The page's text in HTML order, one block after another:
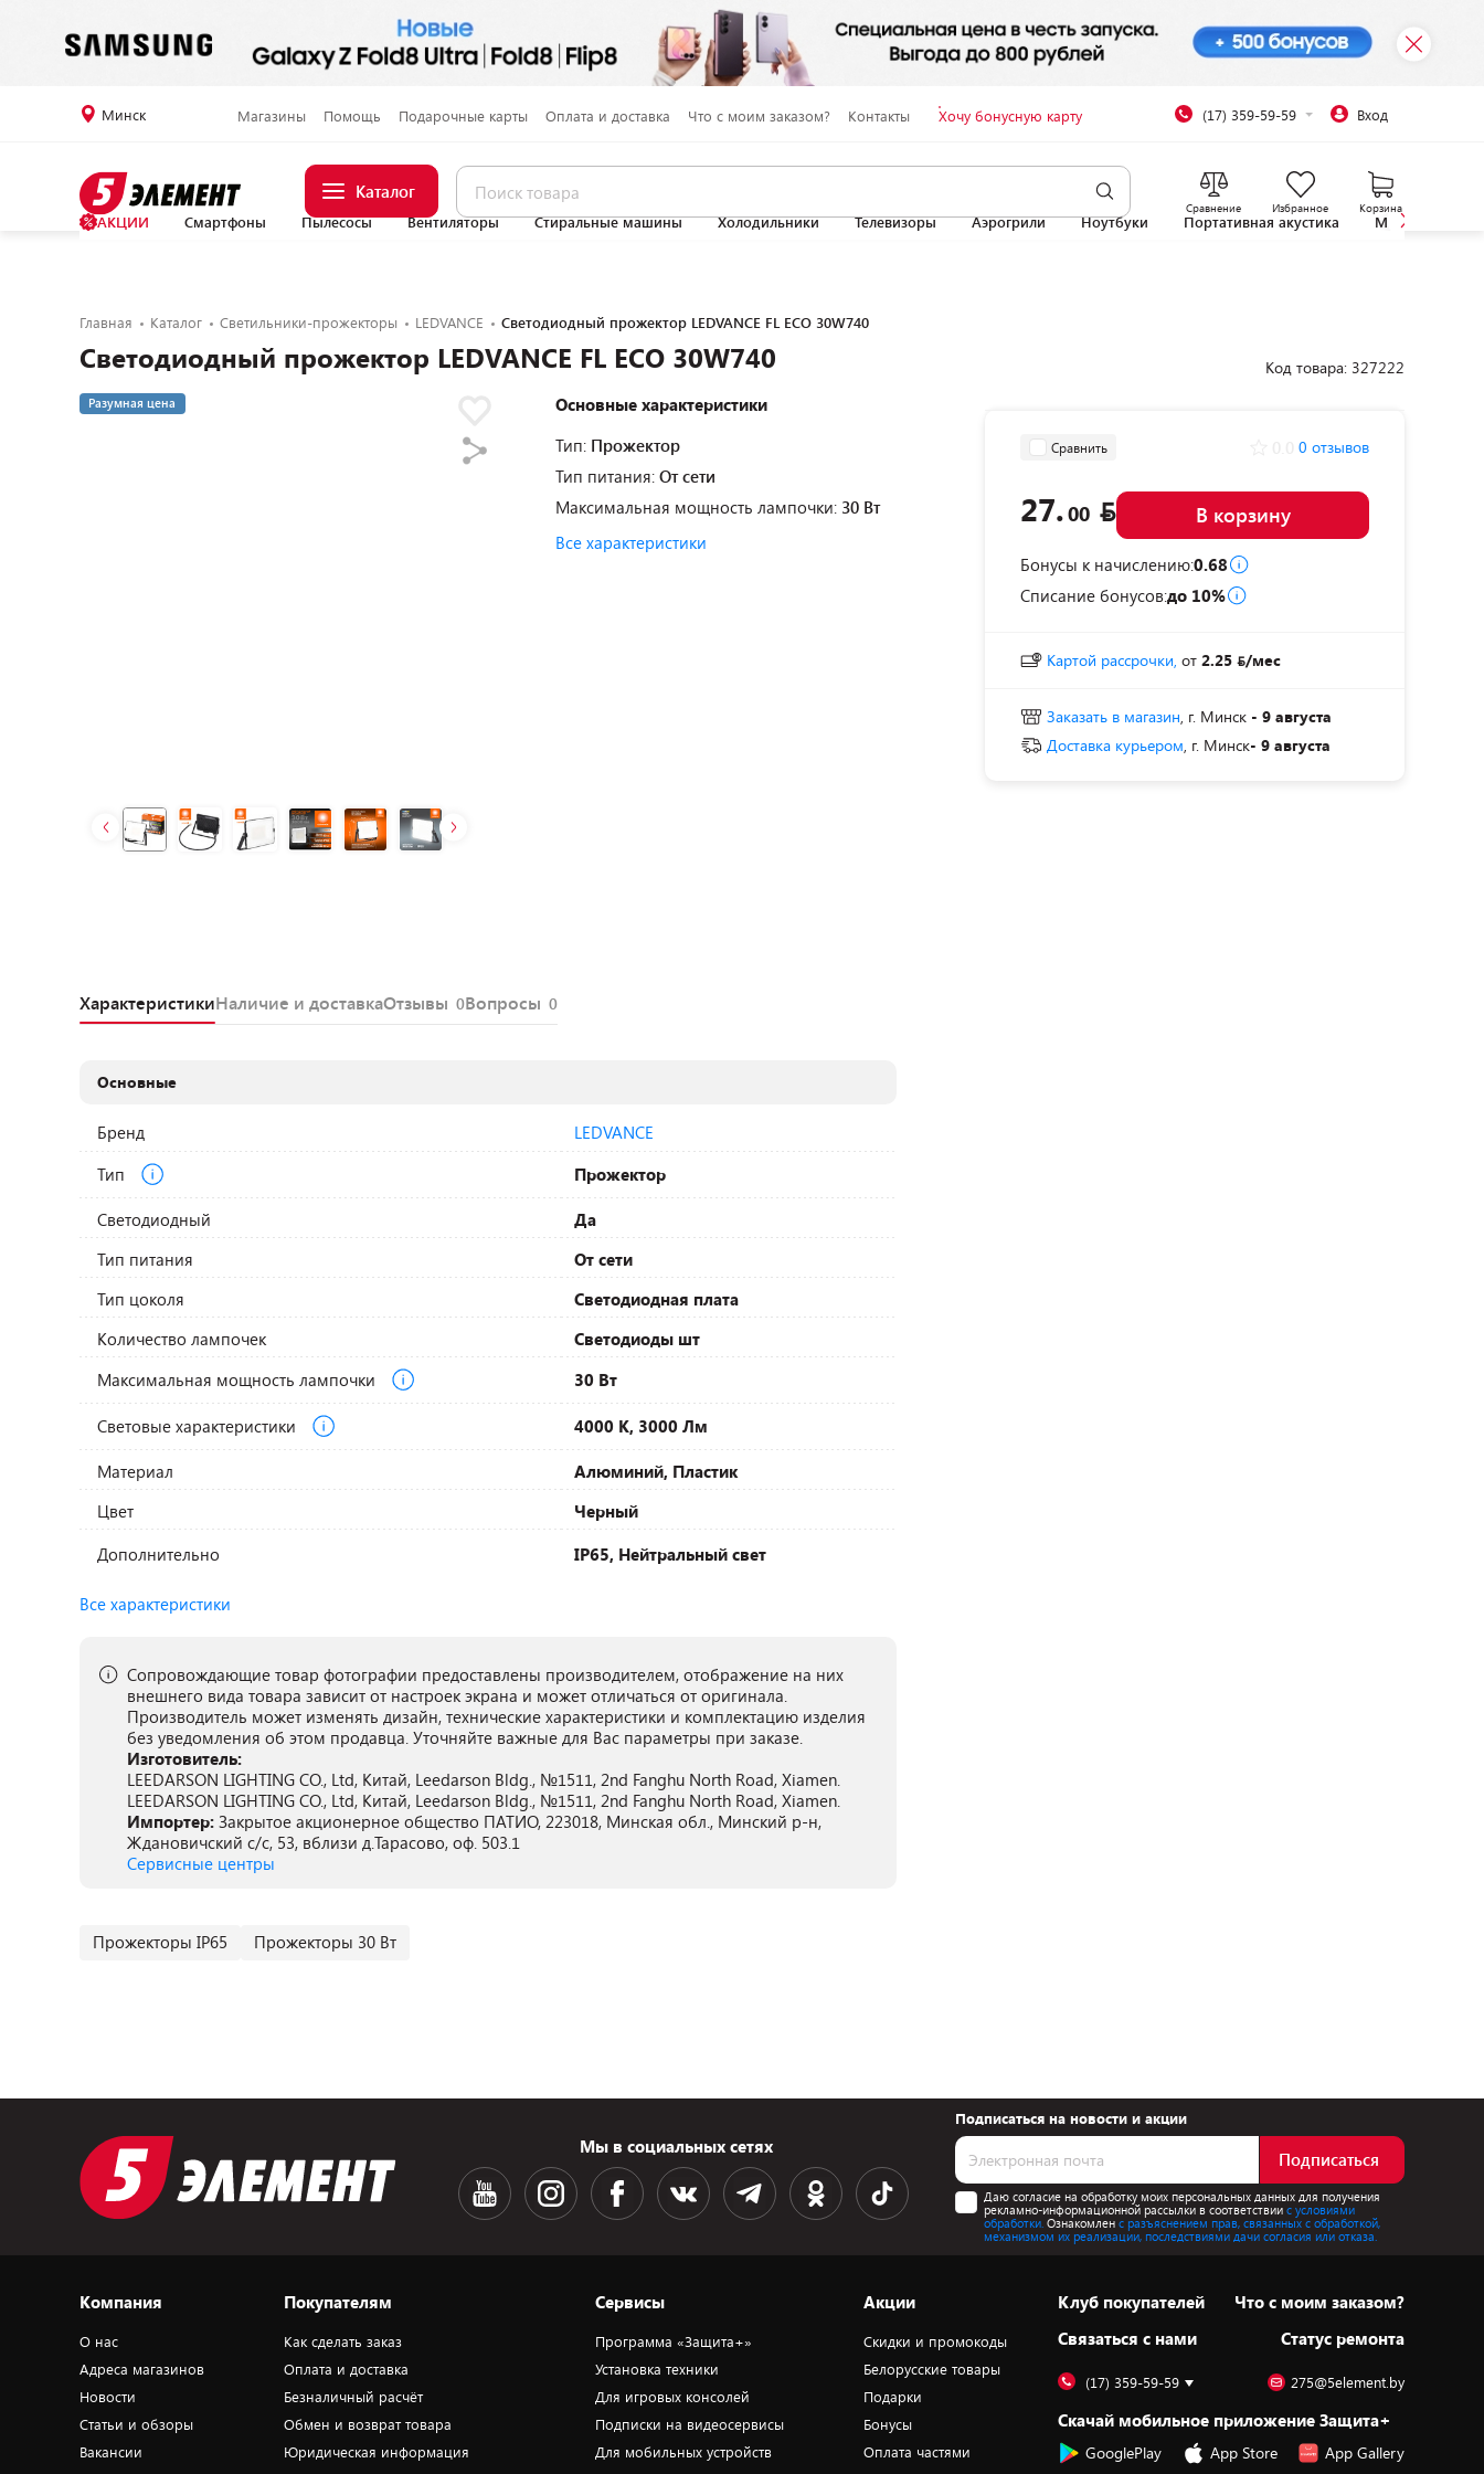
Минск Магазины Помощь Подарочные карты Оплата и доставка Что с моим заказом? Контакты Хочу бонусную карту (17) 359-59-59 Вход
Каталог
Сравнение Избранное Корзина
АКЦИИ Смартфоны Пылесосы Вентиляторы Стиральные машины Холодильники Телевизоры Аэрогрили Ноутбуки Портативная акустика
Главная Каталог Светильники-прожекторы LEDVANCE Светодиодный прожектор LEDVANCE FL ECO 30W740
Светодиодный прожектор LEDVANCE FL ECO 30W740
Разумная цена
Основные характеристики
Тип: Прожектор
Тип питания: От сети
Максимальная мощность лампочки: 30 Вт
Все характеристики
Код товара: 327222
Сравнить 0 отзывов
27.00 В корзину
Бонусы к начислению:0.68
Списание бонусов:до 10%
Картой рассрочки, от 2.25 /мес
Заказать в магазин, г. Минск - 9 августа
Доставка курьером, г. Минск- 9 августа
ХарактеристикиНаличие и доставкаОтзывы 0Вопросы 0
Основные
Бренд
LEDVANCE
Тип
Прожектор
Светодиодный
Да
Тип питания
От сети
Тип цоколя
Светодиодная плата
Количество лампочек
Светодиоды шт
Максимальная мощность лампочки
30 Вт
Световые характеристики 4000 К, 3000 Лм
Материал
Алюминий, Пластик
Цвет
Черный
Дополнительно
IP65, Нейтральный свет
Все характеристики
Сопровождающие товар фотографии предоставлены производителем, отображение на них
внешнего вида товара зависит от настроек экрана и может отличаться от оригинала.
Производитель может изменять дизайн, технические характеристики и комплектацию изделия
без уведомления об этом продавца. Уточняйте важные для Вас параметры при заказе.
Изготовитель:
LEEDARSON LIGHTING CO., Ltd, Китай, Leedarson Bldg., №1511, 2nd Fanghu North Road, Xiamen.
LEEDARSON LIGHTING CO., Ltd, Китай, Leedarson Bldg., №1511, 2nd Fanghu North Road, Xiamen.
Импортер: Закрытое акционерное общество ПАТИО, 223018, Минская обл., Минский р-н,
Ждановичский с/с, 53, вблизи д.Тарасово, оф. 503.1
Сервисные центры
Прожекторы IP65 Прожекторы 30 Вт
Мы в социальных сетях
Подписаться на новости и акции
Подписаться
Даю согласие на обработку моих персональных данных для получения
рекламно-информационной рассылки в соответствиис условиями
обработки. Ознакомлен с разъяснением прав, связанных с обработкой,
механизмом их реализации, последствиями дачи согласия или отказа.
Компания
О нас
Адреса магазинов
Новости
Статьи и обзоры
Вакансии
Покупателям
Как сделать заказ
Оплата и доставка
Безналичный расчёт
Обмен и возврат товара
Юридическая информация
Сервисы
Программа «Защита+»
Установка техники
Для игровых консолей
Подписки на видеосервисы
Для мобильных устройств
Акции
Скидки и промокоды
Белорусские товары
Подарки
Бонусы
Оплата частями
Клуб покупателей
Cвязаться с нами
Что с моим заказом?
Статус ремонта
(17) 359-59-59 275@5element.by
Скачай мобильное приложение Защита+
GooglePlay App Store App Gallery